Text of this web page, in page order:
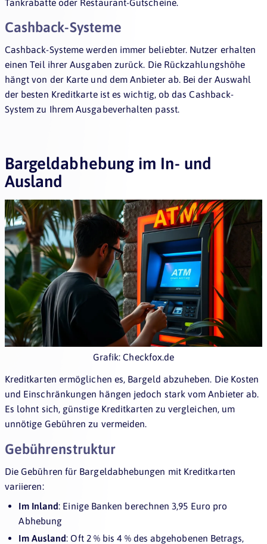
Tankrabatte oder Restaurant-Gutscheine.
Cashback-Systeme
Cashback-Systeme werden immer beliebter. Nutzer erhalten
einen Teil ihrer Ausgaben zurück. Die Rückzahlungshöhe
hängt von der Karte und dem Anbieter ab. Bei der Auswahl
der besten Kreditkarte ist es wichtig, ob das Cashback-
System zu Ihrem Ausgabeverhalten passt.
Bargeldabhebung im In- und
Ausland
Grafik: Checkfox.de
Kreditkarten ermöglichen es, Bargeld abzuheben. Die Kosten
und Einschränkungen hängen jedoch stark vom Anbieter ab.
Es lohnt sich, günstige Kreditkarten zu vergleichen, um
unnötige Gebühren zu vermeiden.
Gebührenstruktur
Die Gebühren für Bargeldabhebungen mit Kreditkarten
variieren:
Im Inland: Einige Banken berechnen 3,95 Euro pro
Abhebung
Im Ausland: Oft 2 % bis 4 % des abgehobenen Betrags,